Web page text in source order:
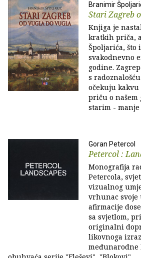
Branimir
Stari Zagreb
Knjiga je
kratkih priča,
Špoljarića, što
svakodnevno
godine.
s
očekuju
priču o našem
starim -
Goran Petercol
Petercol :
Monografija
Petercola,
vizualnog
vrhunac svoje
afirmacije
sa svjetlom,
originalni
likovnoga
međunarodne